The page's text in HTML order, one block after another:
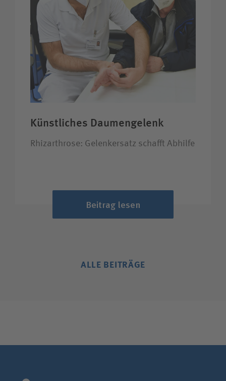
Künstliches Daumengelenk
Rhizarthrose: Gelenkersatz schafft Abhilfe
Beitrag lesen
ALLE BEITRÄGE